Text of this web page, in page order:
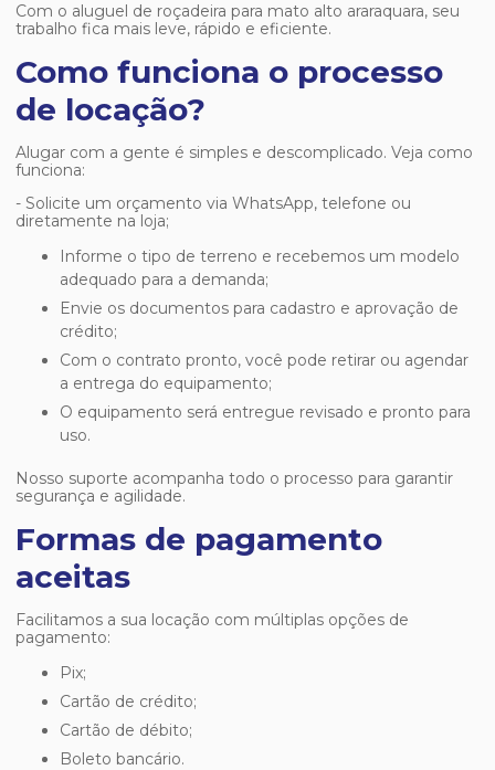
Com o aluguel de roçadeira para mato alto araraquara, seu
trabalho fica mais leve, rápido e eficiente.
Como funciona o processo
de locação?
Alugar com a gente é simples e descomplicado. Veja como
funciona:
- Solicite um orçamento via WhatsApp, telefone ou
diretamente na loja;
Informe o tipo de terreno e recebemos um modelo
adequado para a demanda;
Envie os documentos para cadastro e aprovação de
crédito;
Com o contrato pronto, você pode retirar ou agendar
a entrega do equipamento;
O equipamento será entregue revisado e pronto para
uso.
Nosso suporte acompanha todo o processo para garantir
segurança e agilidade.
Formas de pagamento
aceitas
Facilitamos a sua locação com múltiplas opções de
pagamento:
Pix;
Cartão de crédito;
Cartão de débito;
Boleto bancário.